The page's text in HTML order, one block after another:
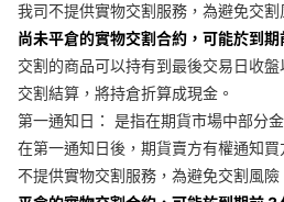
我司不提供實物交割服務，為避免交割
尚未平倉的實物交割合約，可能於到期
交割的商品可以持有到最後交易日收
交割結算，將持倉折算成現金。
第一通知日： 是指在期貨市場中部分
在第一通知日後，期貨賣方有權通知
不提供實物交割服務，為避免交割風險